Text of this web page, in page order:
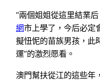
“兩個姐姐從這里結業
網市上學了，今后必定
擬忸怩的苗族男孩，此
運”的激烈愿看。
澳門幫扶從江的這些年